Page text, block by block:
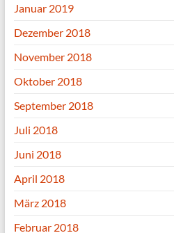
Januar 2019
Dezember 2018
November 2018
Oktober 2018
September 2018
Juli 2018
Juni 2018
April 2018
März 2018
Februar 2018